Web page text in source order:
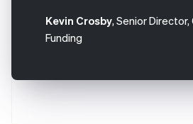
Kevin Crosby, Senior
Funding